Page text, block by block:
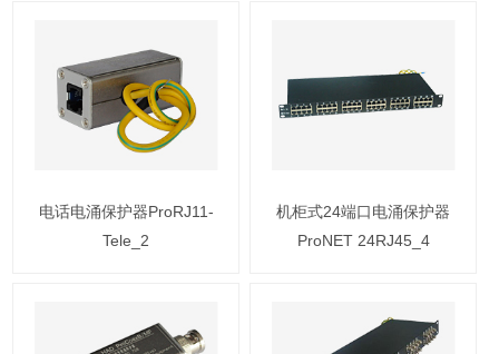
电话电涌保护器ProRJ11-
Tele_2
机柜式24端口电涌保护器
ProNET 24RJ45_4